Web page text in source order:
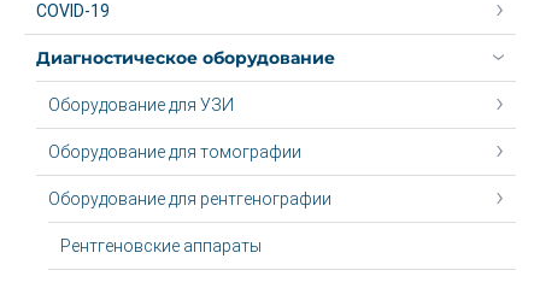
COVID-19
Диагностическое оборудование
Оборудование для УЗИ
Оборудование для томографии
Оборудование для рентгенографии
Рентгеновские аппараты